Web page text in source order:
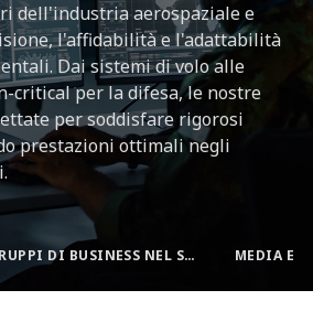
dell'industria aerospaziale e
l'affidabilità e l'adattabilità
Dai sistemi di volo alle
critical per la difesa, le nostre
per soddisfare rigorosi
prestazioni ottimali negli
GRUPPI DI BUSINESS NEL SETTORE AEROSPAZIALE E DELLA DIFESA MEDIA E